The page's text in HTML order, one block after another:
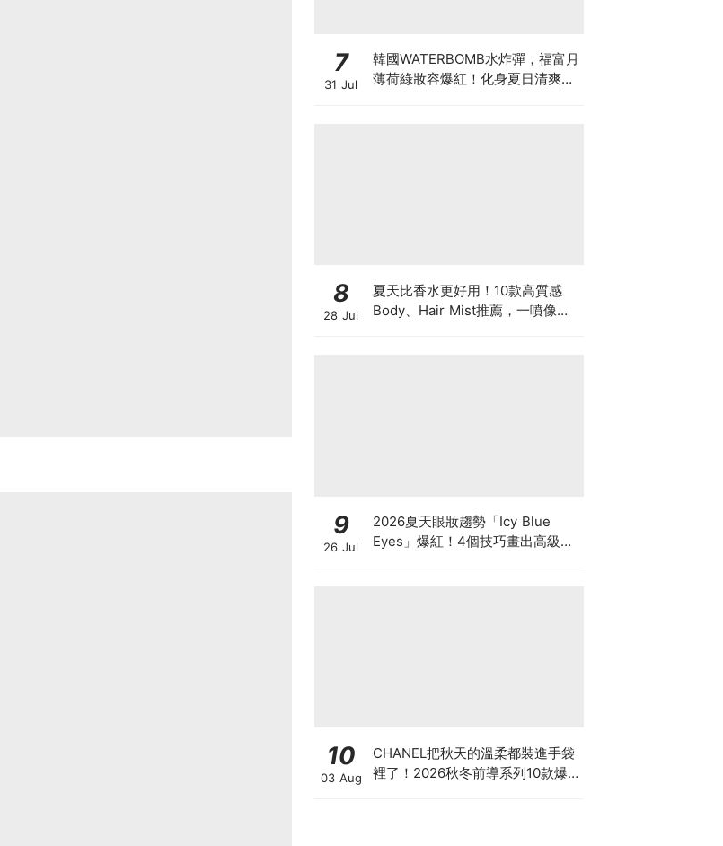
7
31 Jul
韓國WATERBOMB水炸彈，福富月
薄荷綠妝容爆紅！化身夏日清爽
8
28 Jul
夏天比香水更好用！10款高質感
Body、Hair Mist推薦，一噴像剛
9
26 Jul
2026夏天眼妝趨勢「Icy Blue
Eyes」爆紅！4個技巧畫出高級冰
10
03 Aug
CHANEL把秋天的溫柔都裝進手袋
裡了！2026秋冬前導系列10款爆